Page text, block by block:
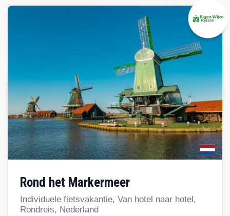
Rond het Markermeer
Individuele fietsvakantie, Van hotel naar hotel,
Rondreis, Nederland